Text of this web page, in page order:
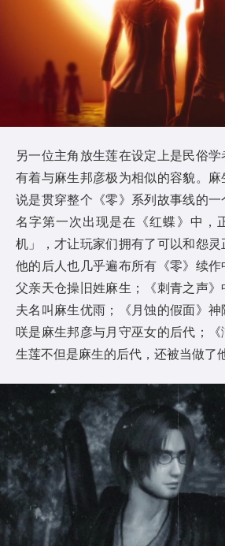
另一位主角放生莲在设定上是民俗学
有着与麻生邦彦极为相似的容貌。
说是贯穿整个《零》系列故事线的
名字第一次出现是在《红蝶》中，
机」，才让玩家们拥有了可以和怨
他的后人也几乎遍布所有《零》续
父亲天仓操旧姓麻生；《刺青之声
夫名叫麻生优雨；《月蚀的假面》
咲是麻生邦彦与月守巫女的后代；
生莲不但是麻生的后代，还被当做了